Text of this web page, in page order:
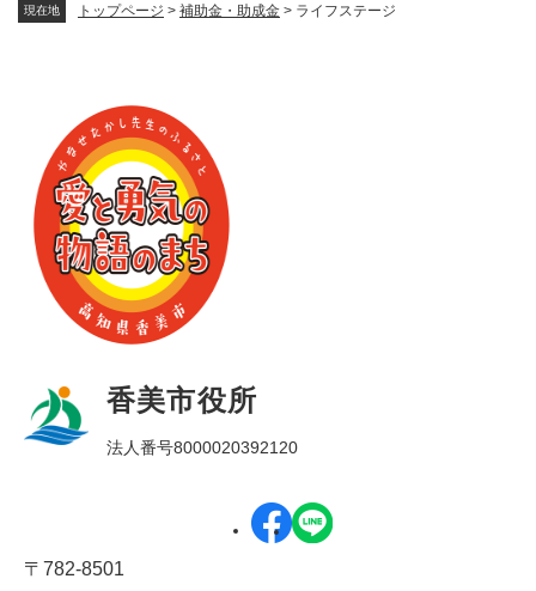
現在地 トップページ > 補助金・助成金 > ライフステージ
香美市役所
法人番号8000020392120
〒782-8501